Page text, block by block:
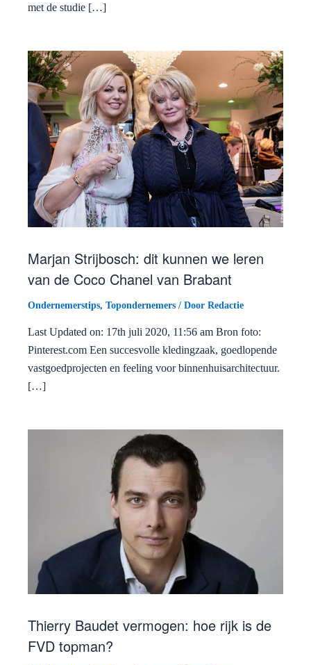
met de studie […]
Marjan Strijbosch: dit kunnen we leren
van de Coco Chanel van Brabant
Ondernemerstips, Topondernemers / Door Redactie
Last Updated on: 17th juli 2020, 11:56 am Bron foto:
Pinterest.com Een succesvolle kledingzaak, goedlopende
vastgoedprojecten en feeling voor binnenhuisarchitectuur.
[…]
Thierry Baudet vermogen: hoe rijk is de
FVD topman?